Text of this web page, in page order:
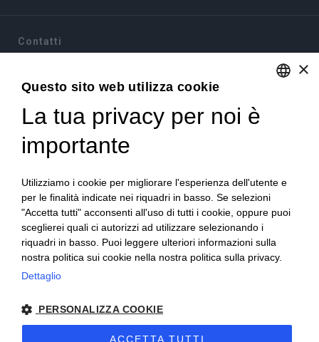
Contatti
10022 Carmagnola(TO)
+39 380 6441674
info@becchisapori.it
Informazioni
Home
Chi siamo
Condizioni di vendita
Diritto di recesso
Modalità pagamento
Spedizioni e consegne
Supporto e assistenza
Imballi antirottura
Contatti
×
Questo sito web utilizza cookie
La tua privacy per noi è
importante
Utilizziamo i cookie per migliorare l'esperienza dell'utente e
per le finalità indicate nei riquadri in basso. Se selezioni
"Accetta tutti" acconsenti all'uso di tutti i cookie, oppure puoi
sceglierei quali ci autorizzi ad utilizzare selezionando i
riquadri in basso. Puoi leggere ulteriori informazioni sulla
nostra politica sui cookie nella nostra politica sulla privacy.
Dettaglio
PERSONALIZZA COOKIE
ACCETTA TUTTI